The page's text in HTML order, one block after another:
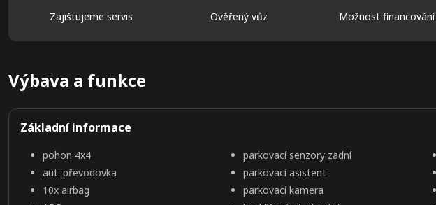
Zajištujeme servis Ověřený vůz Možnost financování
Výbava a funkce
Základní informace
pohon 4x4
aut. převodovka
10x airbag
parkovací senzory zadní
parkovací asistent
parkovací kamera